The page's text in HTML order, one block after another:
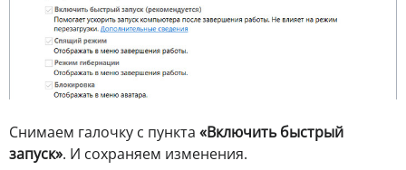
Снимаем галочку с пункта «Включить быстрый
запуск». И сохраняем изменения.